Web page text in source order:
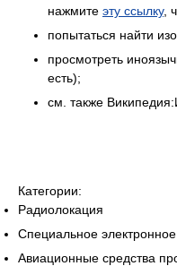
нажмите эту ссылку,
попытаться найти
просмотреть
есть);
см. также
Категории:
Радиолокация
Специальное
Авиационные средства